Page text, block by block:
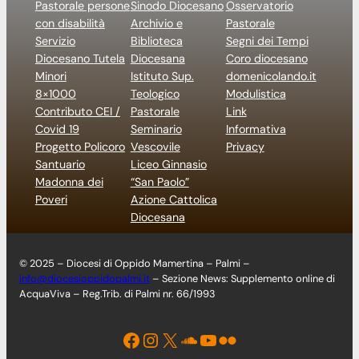
Pastorale persone
con disabilità
Servizio
Diocesano Tutela
Minori
8×1000
Contributo CEI /
Covid 19
Progetto Policoro
Santuario
Madonna dei
Poveri
Sinodo Diocesano
Archivio e
Biblioteca
Diocesana
Istituto Sup.
Teologico
Pastorale
Seminario
Vescovile
Liceo Ginnasio
“San Paolo”
Azione Cattolica
Diocesana
Osservatorio
Pastorale
Segni dei Tempi
Coro diocesano
domenicolando.it
Modulistica
Link
Informativa
Privacy
© 2025 – Diocesi di Oppido Mamertina – Palmi –
info@diocesioppidopalmi.it – Sezione News: Supplemento online di
AcquaViva – Reg.Trib. di Palmi nr. 66/1993
Facebook Instagram X Soundcloud YouTube Flickr